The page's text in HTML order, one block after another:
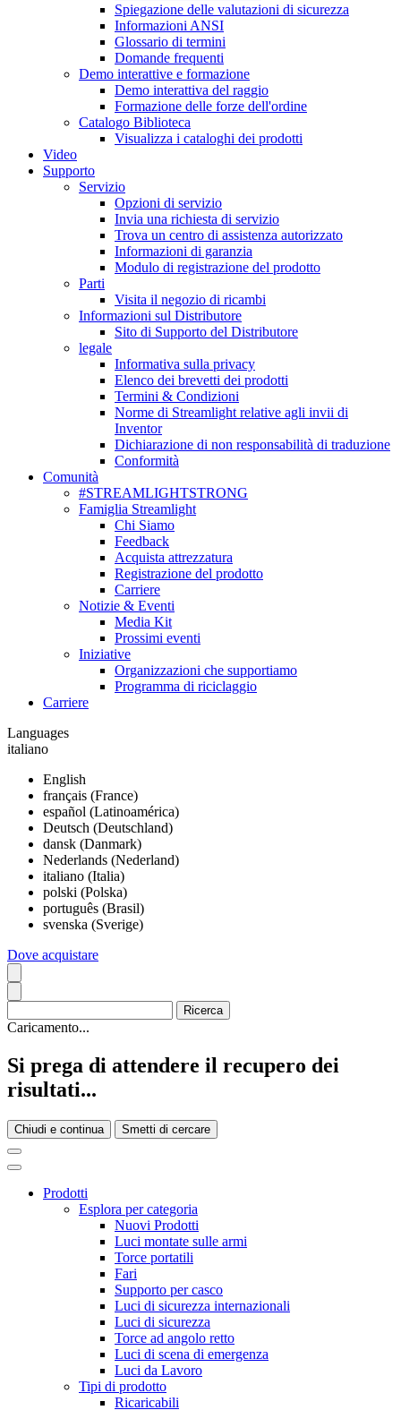
Spiegazione delle valutazioni di sicurezza
Informazioni ANSI
Glossario di termini
Domande frequenti
Demo interattive e formazione
Demo interattiva del raggio
Formazione delle forze dell'ordine
Catalogo Biblioteca
Visualizza i cataloghi dei prodotti
Video
Supporto
Servizio
Opzioni di servizio
Invia una richiesta di servizio
Trova un centro di assistenza autorizzato
Informazioni di garanzia
Modulo di registrazione del prodotto
Parti
Visita il negozio di ricambi
Informazioni sul Distributore
Sito di Supporto del Distributore
legale
Informativa sulla privacy
Elenco dei brevetti dei prodotti
Termini & Condizioni
Norme di Streamlight relative agli invii di
Inventor
Dichiarazione di non responsabilità di traduzione
Conformità
Comunità
#STREAMLIGHTSTRONG
Famiglia Streamlight
Chi Siamo
Feedback
Acquista attrezzatura
Registrazione del prodotto
Carriere
Notizie & Eventi
Media Kit
Prossimi eventi
Iniziative
Organizzazioni che supportiamo
Programma di riciclaggio
Carriere
Languages
italiano
English
français (France)
español (Latinoamérica)
Deutsch (Deutschland)
dansk (Danmark)
Nederlands (Nederland)
italiano (Italia)
polski (Polska)
português (Brasil)
svenska (Sverige)
Dove acquistare
Caricamento...
Si prega di attendere il recupero dei
risultati...
Chiudi e continua Smetti di cercare
Prodotti
Esplora per categoria
Nuovi Prodotti
Luci montate sulle armi
Torce portatili
Fari
Supporto per casco
Luci di sicurezza internazionali
Luci di sicurezza
Torce ad angolo retto
Luci di scena di emergenza
Luci da Lavoro
Tipi di prodotto
Ricaricabili